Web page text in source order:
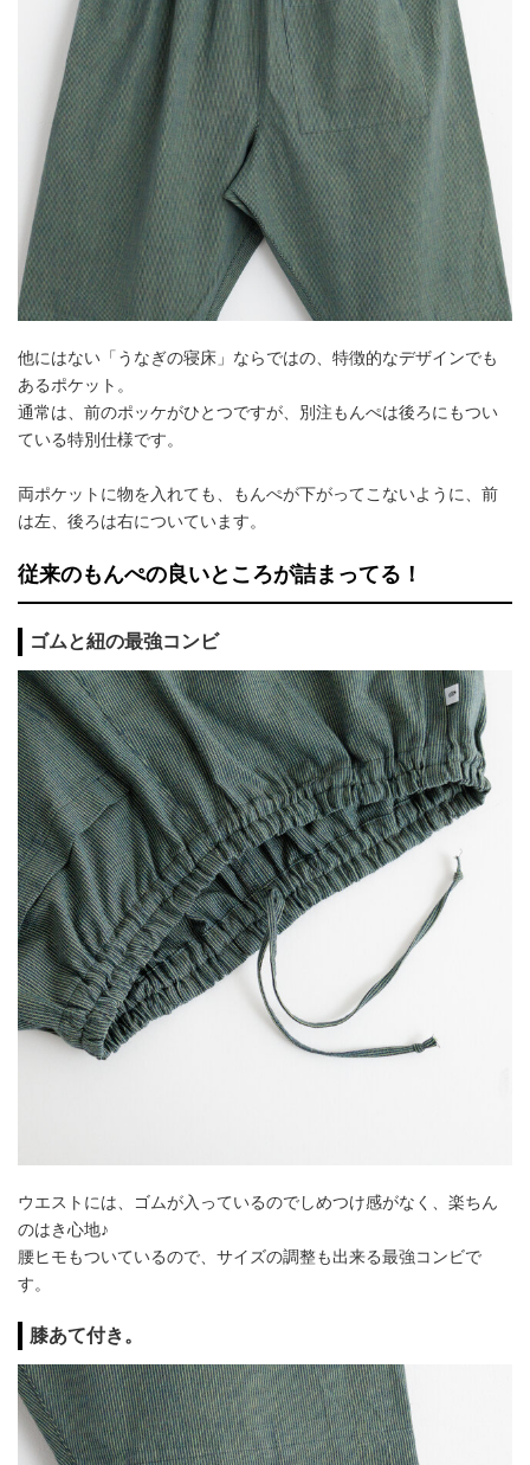
他にはない「うなぎの寝床」ならではの、特徴的なデザインでも
あるポケット。
通常は、前のポッケがひとつですが、別注もんぺは後ろにもつい
ている特別仕様です。
両ポケットに物を入れても、もんぺが下がってこないように、前
は左、後ろは右についています。
従来のもんぺの良いところが詰まってる！
ゴムと紐の最強コンビ
ウエストには、ゴムが入っているのでしめつけ感がなく、楽ちん
のはき心地♪
腰ヒモもついているので、サイズの調整も出来る最強コンビで
す。
膝あて付き。